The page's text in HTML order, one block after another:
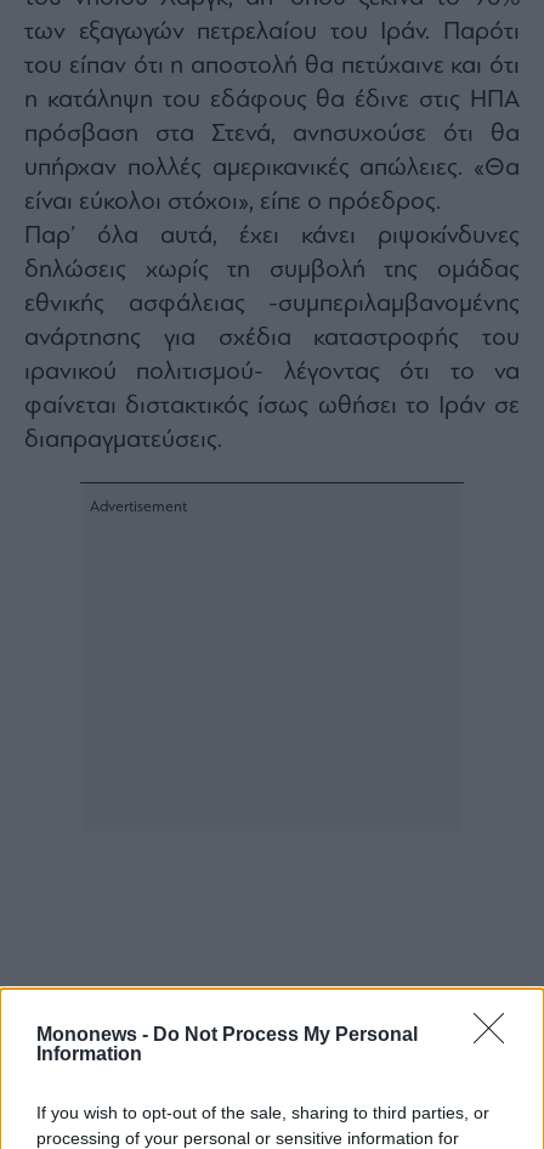
Mononews - Do Not Process My Personal
Information
If you wish to opt-out of the sale, sharing to third parties, or
processing of your personal or sensitive information for
των εξαγωγών πετρελαίου του Ιράν. Παρότι
του είπαν ότι η αποστολή θα πετύχαινε και ότι
η κατάληψη του εδάφους θα έδινε στις ΗΠΑ
πρόσβαση στα Στενά, ανησυχούσε ότι θα
υπήρχαν πολλές αμερικανικές απώλειες. «Θα
είναι εύκολοι στόχοι», είπε ο πρόεδρος.
Παρ’ όλα αυτά, έχει κάνει ριψοκίνδυνες
δηλώσεις χωρίς τη συμβολή της ομάδας
εθνικής ασφάλειας -συμπεριλαμβανομένης
ανάρτησης για σχέδια καταστροφής του
ιρανικού πολιτισμού- λέγοντας ότι το να
φαίνεται διστακτικός ίσως ωθήσει το Ιράν σε
διαπραγματεύσεις.